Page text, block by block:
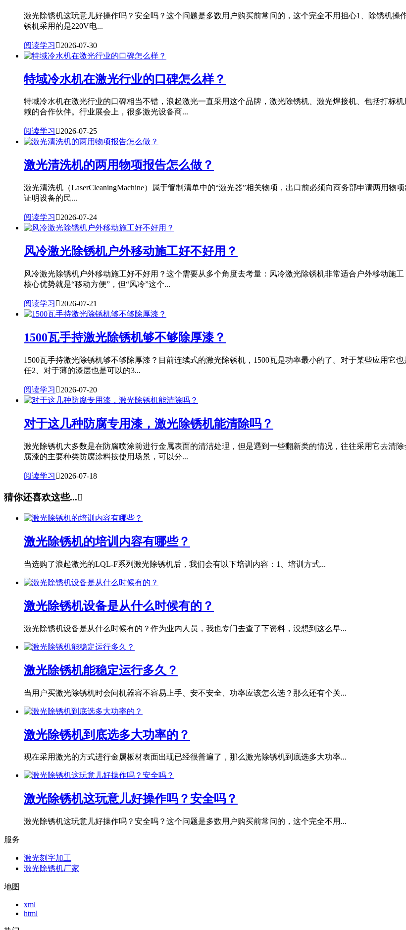
激光除锈机这玩意儿好操作吗？安全吗？这个问题是多数用户购买前常问的，这个完全不用担心1、除锈机操
锈机采用的是220V电...
阅读学习 2026-07-30
特域冷水机在激光行业的口碑怎么样？
特域冷水机在激光行业的口碑相当不错，浪起激光一直采用这个品牌，激光除锈机、激光焊接机、包括打标
赖的合作伙伴。行业展会上，很多激光设备商...
阅读学习 2026-07-25
激光清洗机的两用物项报告怎么做？
激光清洗机（LaserCleaningMachine）属于管制清单中的“激光器”相关物项，出口前必须向商务部申请两用
证明设备的民...
阅读学习 2026-07-24
风冷激光除锈机户外移动施工好不好用？
风冷激光除锈机户外移动施工好不好用？这个需要从多个角度去考量：风冷激光除锈机非常适合户外移动施
核心优势就是“移动方便”，但“风冷”这个...
阅读学习 2026-07-21
1500瓦手持激光除锈机够不够除厚漆？
1500瓦手持激光除锈机够不够除厚漆？目前连续式的激光除锈机，1500瓦是功率最小的了。对于某些应用它
任2、对于薄的漆层也是可以的3...
阅读学习 2026-07-20
对于这几种防腐专用漆，激光除锈机能清除吗？
激光除锈机大多数是在防腐喷涂前进行金属表面的清洁处理，但是遇到一些翻新类的情况，往往采用它去清
腐漆的主要种类防腐涂料按使用场景，可以分...
阅读学习 2026-07-18
猜你还喜欢这些...
激光除锈机的培训内容有哪些？
当选购了浪起激光的LQL-F系列激光除锈机后，我们会有以下培训内容：1、培训方式...
激光除锈机设备是从什么时候有的？
激光除锈机设备是从什么时候有的？作为业内人员，我也专门去查了下资料，没想到这么早...
激光除锈机能稳定运行多久？
当用户买激光除锈机时会问机器容不容易上手、安不安全、功率应该怎么选？那么还有个关...
激光除锈机到底选多大功率的？
现在采用激光的方式进行金属板材表面出现已经很普遍了，那么激光除锈机到底选多大功率...
激光除锈机这玩意儿好操作吗？安全吗？
激光除锈机这玩意儿好操作吗？安全吗？这个问题是多数用户购买前常问的，这个完全不用...
服务
激光刻字加工
激光除锈机厂家
地图
xml
html